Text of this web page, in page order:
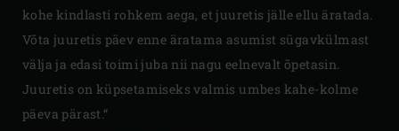
kohe kindlasti rohkem aega, et juuretis jälle ellu äratada.
Võta juuretis päev enne äratama asumist sügavkülmast
välja ja edasi toimi juba nii nagu eelnevalt õpetasin.
Juuretis on küpsetamiseks valmis umbes kahe-kolme
päeva pärast.“